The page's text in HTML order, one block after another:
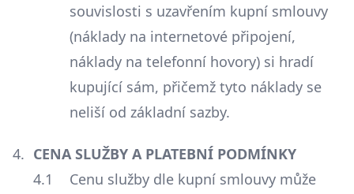
souvislosti s uzavřením kupní smlouvy
(náklady na internetové připojení,
náklady na telefonní hovory) si hradí
kupující sám, přičemž tyto náklady se
neliší od základní sazby.
CENA SLUŽBY A PLATEBNÍ PODMÍNKY
Cenu služby dle kupní smlouvy může